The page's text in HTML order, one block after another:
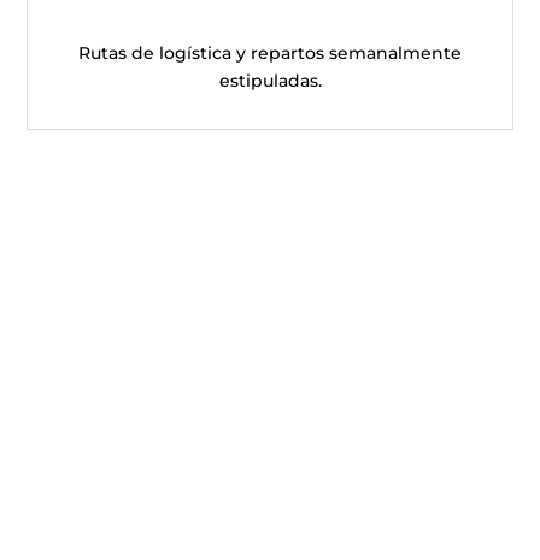
Rutas de logística y repartos semanalmente
estipuladas.